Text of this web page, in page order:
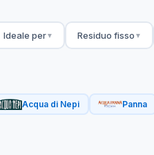
Ideale per▼ Residuo fisso ▼
Acqua di Nepi Panna